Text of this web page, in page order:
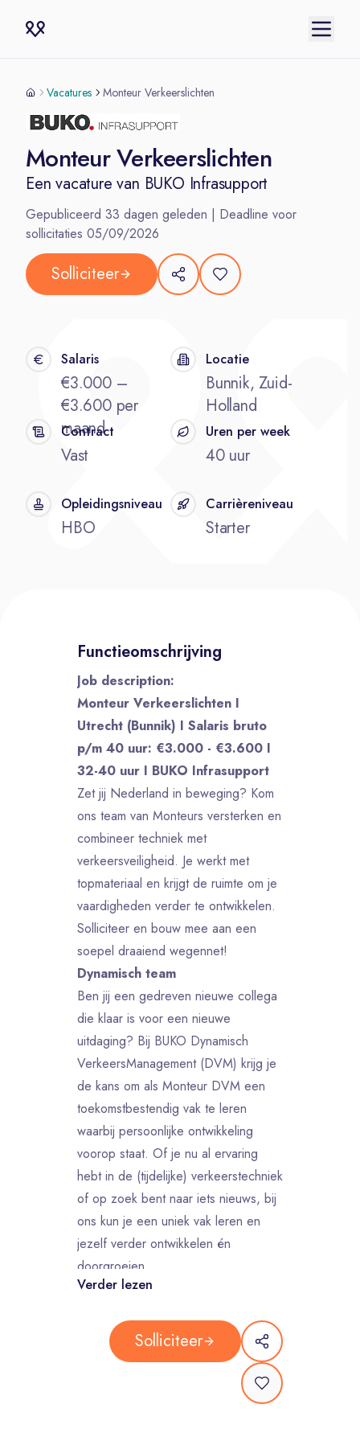
Vacatures Monteur Verkeerslichten
Monteur Verkeerslichten
Een vacature van BUKO Infrasupport
Gepubliceerd 33 dagen geleden | Deadline voor
sollicitaties 05/09/2026
Solliciteer
Salaris
€3.000 –
€3.600 per
maand
Locatie
Bunnik, Zuid-
Holland
Contract
Vast
Uren per week
40 uur
Opleidingsniveau
HBO
Carrièreniveau
Starter
Functieomschrijving
Job description:
Monteur Verkeerslichten I
Utrecht (Bunnik) I Salaris bruto
p/m 40 uur: €3.000 - €3.600 I
32-40 uur I BUKO Infrasupport
Zet jij Nederland in beweging? Kom
ons team van Monteurs versterken en
combineer techniek met
verkeersveiligheid. Je werkt met
topmateriaal en krijgt de ruimte om je
vaardigheden verder te ontwikkelen.
Solliciteer en bouw mee aan een
soepel draaiend wegennet!
Dynamisch team
Ben jij een gedreven nieuwe collega
die klaar is voor een nieuwe
uitdaging? Bij BUKO Dynamisch
VerkeersManagement (DVM) krijg je
de kans om als Monteur DVM een
toekomstbestendig vak te leren
waarbij persoonlijke ontwikkeling
voorop staat. Of je nu al ervaring
hebt in de (tijdelijke) verkeerstechniek
of op zoek bent naar iets nieuws, bij
ons kun je een uniek vak leren en
jezelf verder ontwikkelen én
doorgroeien.
Als Monteur DVM installaties word je
kruispunten worden afgezet en
omgeleid. Daarom werk je samen met
collega's uit verschillende teams. Je
bent mede verantwoordelijk voor de
Verder lezen
Solliciteer